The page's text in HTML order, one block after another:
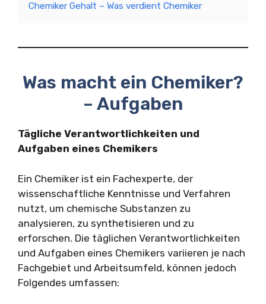
Chemiker Gehalt – Was verdient Chemiker
Was macht ein Chemiker?
– Aufgaben
Tägliche Verantwortlichkeiten und
Aufgaben eines Chemikers
Ein Chemiker ist ein Fachexperte, der
wissenschaftliche Kenntnisse und Verfahren
nutzt, um chemische Substanzen zu
analysieren, zu synthetisieren und zu
erforschen. Die täglichen Verantwortlichkeiten
und Aufgaben eines Chemikers variieren je nach
Fachgebiet und Arbeitsumfeld, können jedoch
Folgendes umfassen: